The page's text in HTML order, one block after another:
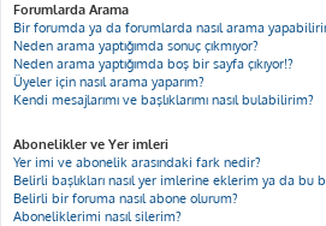
Forumlarda Arama
Bir forumda ya da forumlarda nasıl arama
Neden arama yaptığımda sonuç çıkmıyor?
Neden arama yaptığımda boş bir sayfa çıkıyor!?
Üyeler için nasıl arama yaparım?
Kendi mesajlarımı ve başlıklarımı nasıl bulabilirim?
Abonelikler ve Yer imleri
Yer imi ve abonelik arasındaki fark nedir?
Belirli başlıkları nasıl yer imlerine eklerim ya da bu
Belirli bir foruma nasıl abone olurum?
Aboneliklerimi nasıl silerim?